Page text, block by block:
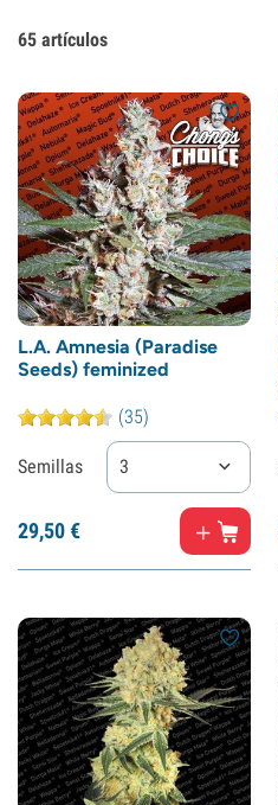
65 artículos
L.A. Amnesia (Paradise
Seeds) feminized
(35)
Semillas 3
29,50€